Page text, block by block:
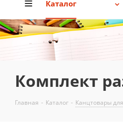
Каталог
Комплект
Главная - Каталог - Канцтовары